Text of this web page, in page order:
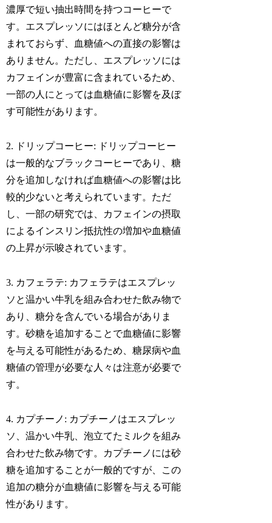
濃厚で短い抽出時間を持つコーヒーで
す。エスプレッソにはほとんど糖分が含
まれておらず、血糖値への直接の影響は
ありません。ただし、エスプレッソには
カフェインが豊富に含まれているため、
一部の人にとっては血糖値に影響を及ぼ
す可能性があります。
2. ドリップコーヒー: ドリップコーヒー
は一般的なブラックコーヒーであり、糖
分を追加しなければ血糖値への影響は比
較的少ないと考えられています。ただ
し、一部の研究では、カフェインの摂取
によるインスリン抵抗性の増加や血糖値
の上昇が示唆されています。
3. カフェラテ: カフェラテはエスプレッ
ソと温かい牛乳を組み合わせた飲み物で
あり、糖分を含んでいる場合がありま
す。砂糖を追加することで血糖値に影響
を与える可能性があるため、糖尿病や血
糖値の管理が必要な人々は注意が必要で
す。
4. カプチーノ: カプチーノはエスプレッ
ソ、温かい牛乳、泡立てたミルクを組み
合わせた飲み物です。カプチーノには砂
糖を追加することが一般的ですが、この
追加の糖分が血糖値に影響を与える可能
性があります。